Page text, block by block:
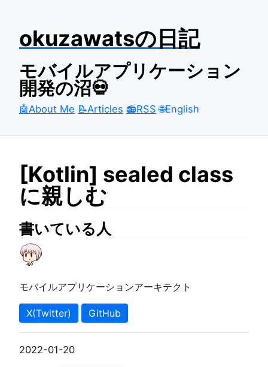
okuzawatsの日記
モバイルアプリケーション
開発の沼💀
🤖About Me 📝Articles 📻RSS 🌐English
[Kotlin] sealed class
に親しむ
書いている人
モバイルアプリケーションアーキテクト
X(Twitter) GitHub
2022-01-20